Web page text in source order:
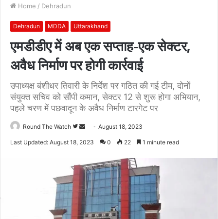
Home / Dehradun
Dehradun MDDA Uttarakhand
एमडीडीए में अब एक सप्ताह-एक सेक्टर,
अवैध निर्माण पर होगी कार्रवाई
उपाध्यक्ष बंशीधर तिवारी के निर्देश पर गठित की गई टीम, दोनों
संयुक्त सचिव को सौंपी कमान, सेक्टर 12 से शुरू होगा अभियान,
पहले चरण में पछवादून के अवैध निर्माण टारगेट पर
Round The Watch
Follow
SendAugust 18, 2023
Last Updated: August 18, 2023 0 22 1 minute read